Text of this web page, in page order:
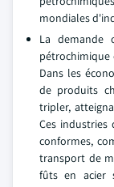
mondiales
La demande
pétrochimique
Dans les
de produits
tripler,
Ces industries
conformes,
transport de
fûts en acier